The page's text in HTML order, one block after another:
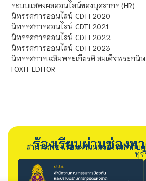
ระบบแสดงผลออนไลน์ของบุคลากร (HR)
นิทรรศการออนไลน์ CDTI 2020
นิทรรศการออนไลน์ CDTI 2021
นิทรรศการออนไลน์ CDTI 2022
นิทรรศการออนไลน์ CDTI 2023
นิทรรศการเฉลิมพระเกียรติ สมเด็จพระกนิษ
FOXIT EDITOR
ร้องเรียนผ่านช่องท
สามารถร้องเรียนผ่านหน่วยงานกำกับ
ทุจ